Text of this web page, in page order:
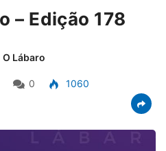
– Edição 178
O Lábaro
0
1060